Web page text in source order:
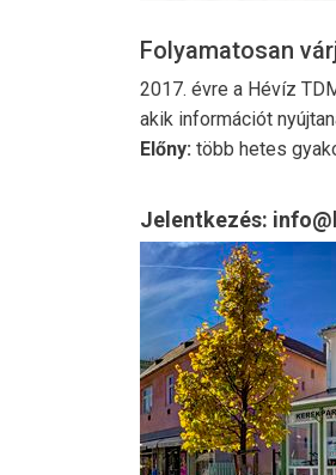
Folyamatosan
2017. évre a Hévíz
akik információt
Előny: több hetes
Jelentkezés: